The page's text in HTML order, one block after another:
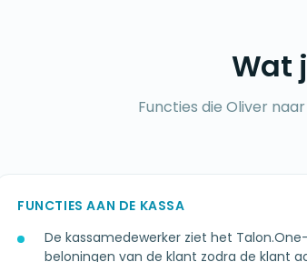
Wat
Functies die Oliver
FUNCTIES AAN DE KASSA
De kassamedewerker ziet het
beloningen van de klant zodra de klant